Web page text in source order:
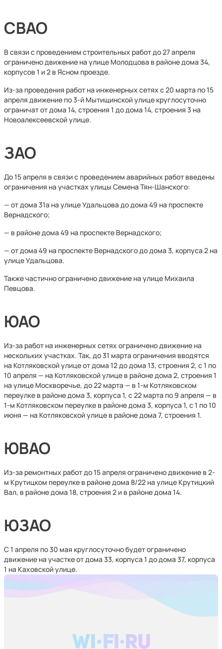
СВАО
В связи с проведением строительных работ до 27 апреля
ограничено движение на улице Молодцова в районе дома 34,
корпусов 1 и 2 в Ясном проезде.
Из-за проведения работ на инженерных сетях с 20 марта по 15
апреля движение по 3-й Мытищинской улице круглосуточно
ограничат от дома 14, строения 1 до дома 14, строения 3 на
Новоалексеевской улице.
ЗАО
До 15 апреля в связи с проведением аварийных работ введены
ограничения на участках улицы Семена Тян-Шанского:
— от дома 31а на улице Удальцова до дома 49 на проспекте
Вернадского;
— в районе дома 49 на проспекте Вернадского;
— от дома 49 на проспекте Вернадского до дома 3, корпуса 2 на
улице Удальцова.
Также частично ограничено движение на улице Михаила
Певцова.
ЮАО
Из-за работ на инженерных сетях ограничено движение на
нескольких участках. Так, до 31 марта ограничения вводятся
на Котляковской улице от дома 12 до дома 13, строения 2, с 1 по
10 апреля — на Котляковской улице в районе дома 2, строения 1
на улице Москворечье, до 22 марта — в 1-м Котляковском
переулке в районе дома 3, корпуса 1, с 22 марта по 9 апреля — в
1-м Котляковском переулке в районе дома 3, корпуса 1, с 1 по 10
июня — на Котляковской улице в районе дома 7, строения 1.
ЮВАО
Из-за ремонтных работ до 15 апреля ограничено движение в 2-
м Крутицком переулке в районе дома 8/22 на улице Крутицкий
Вал, в районе дома 18, строения 2 и в районе дома 14.
ЮЗАО
С 1 апреля по 30 мая круглосуточно будет ограничено
движение на участке от дома 33, корпуса 1 до дома 37, корпуса
1 на Каховской улице.